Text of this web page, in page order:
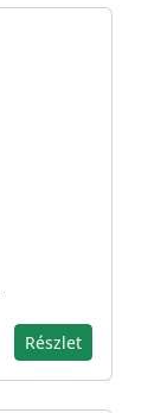
Részlet